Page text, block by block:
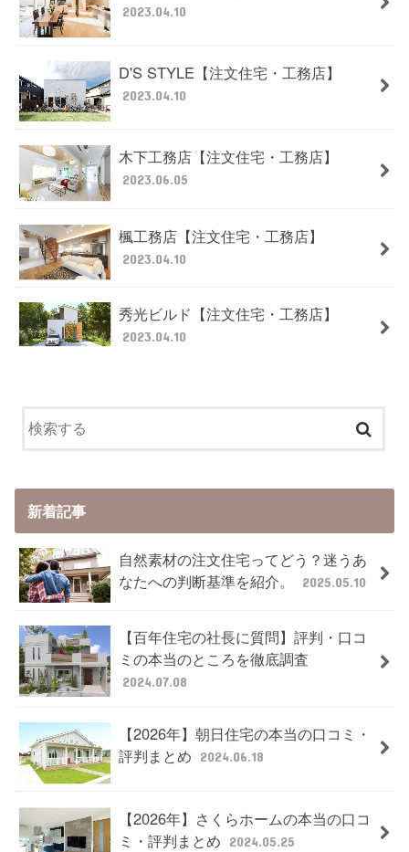
2023.04.10
D'S STYLE【注文住宅・工務店】
2023.04.10
木下工務店【注文住宅・工務店】
2023.06.05
楓工務店【注文住宅・工務店】
2023.04.10
秀光ビルド【注文住宅・工務店】
2023.04.10
新着記事
自然素材の注文住宅ってどう？迷うあ
なたへの判断基準を紹介。
2025.05.10
【百年住宅の社長に質問】評判・口コ
ミの本当のところを徹底調査
2024.07.08
【2026年】朝日住宅の本当の口コミ・
評判まとめ
2024.06.18
【2026年】さくらホームの本当の口コ
ミ・評判まとめ
2024.05.25